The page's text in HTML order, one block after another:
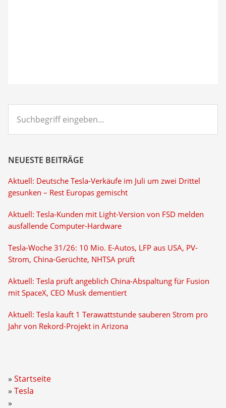
eingeben...
NEUESTE BEITRÄGE
Aktuell: Deutsche Tesla-Verkäufe im Juli um zwei Drittel
gesunken – Rest Europas gemischt
Aktuell: Tesla-Kunden mit Light-Version von FSD melden
ausfallende Computer-Hardware
Tesla-Woche 31/26: 10 Mio. E-Autos, LFP aus USA, PV-
Strom, China-Gerüchte, NHTSA prüft
Aktuell: Tesla prüft angeblich China-Abspaltung für Fusion
mit SpaceX, CEO Musk dementiert
Aktuell: Tesla kauft 1 Terawattstunde sauberen Strom pro
Jahr von Rekord-Projekt in Arizona
Startseite
Tesla